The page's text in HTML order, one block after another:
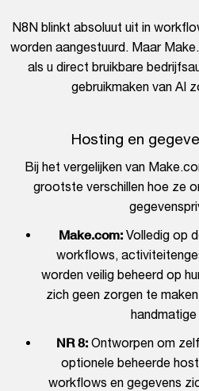
N8N blinkt absoluut uit in
worden aangestuurd. Maar
als u direct bruikbare
gebruikmaken van AI
Hosting en
Bij het vergelijken van
grootste verschillen hoe ze
Make.com:Volledig op
workflows,
worden veilig beheerd op
zich geen zorgen te
NR 8:Ontworpen om
optionele beheerde
workflows en gegevens